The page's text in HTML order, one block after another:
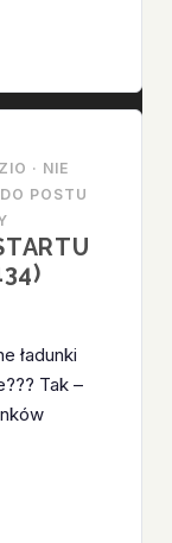
· NIE
POSTU
ładunki
Tak –